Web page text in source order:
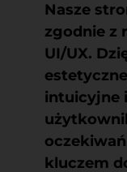
Nasze
zgodnie z
UI/UX.
intuicyjne
kluczem